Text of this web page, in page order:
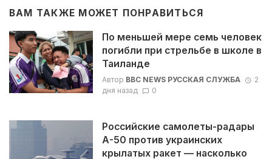
ВАМ ТАКЖЕ МОЖЕТ ПОНРАВИТЬСЯ
По меньшей мере семь человек
погибли при стрельбе в школе в
Таиланде
Автор BBC NEWS РУССКАЯ СЛУЖБА
2
дня назад
0
Российские самолеты-радары
А-50 против украинских
крылатых ракет — насколько